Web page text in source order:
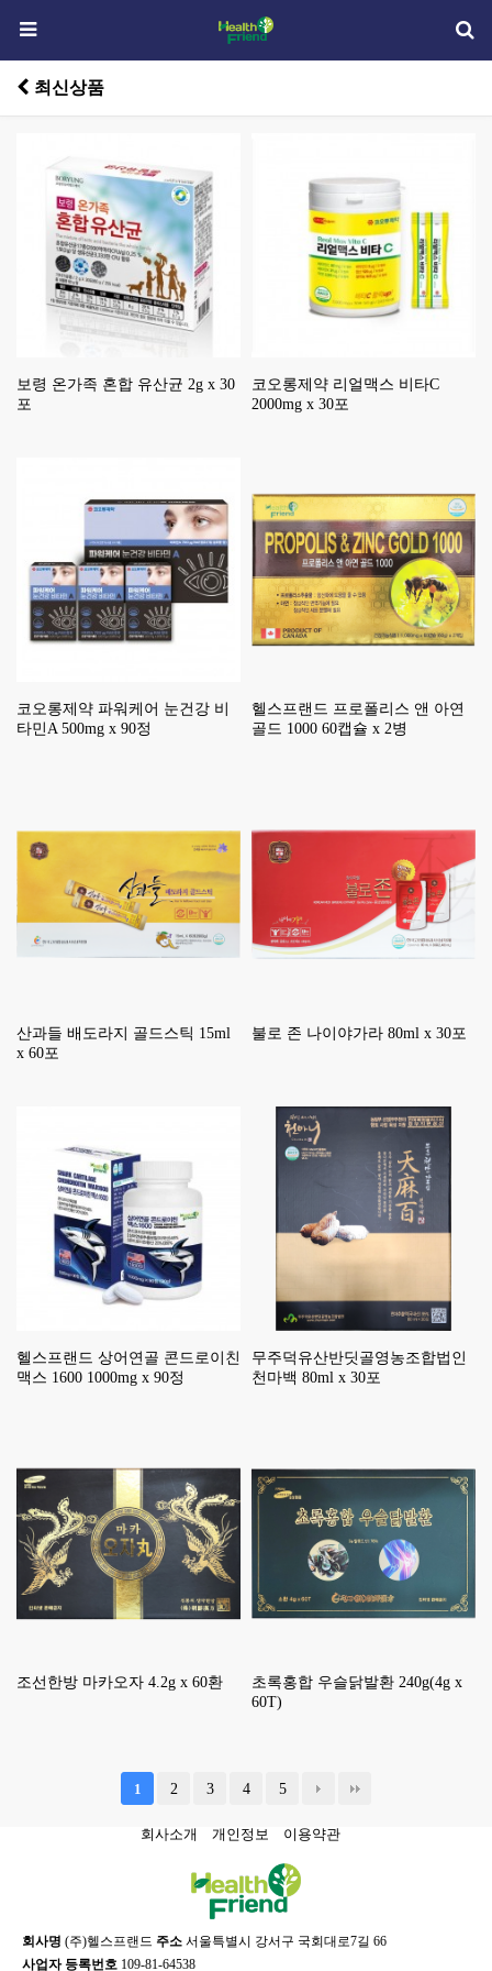
최신상품
보령 온가족 혼합 유산균 2g x 30
포
코오롱제약 리얼맥스 비타C
2000mg x 30포
코오롱제약 파워케어 눈건강 비
타민A 500mg x 90정
헬스프랜드 프로폴리스 앤 아연
골드 1000 60캡슐 x 2병
산과들 배도라지 골드스틱 15ml
x 60포
불로 존 나이야가라 80ml x 30포
헬스프랜드 상어연골 콘드로이친
맥스 1600 1000mg x 90정
무주덕유산반딧골영농조합법인
천마백 80ml x 30포
조선한방 마카오자 4.2g x 60환
초록홍합 우슬닭발환 240g(4g x
60T)
1 2 3 4 5
회사소개 개인정보 이용약관
회사명 (주)헬스프랜드 주소 서울특별시 강서구 국회대로7길 66
사업자 등록번호 109-81-64538